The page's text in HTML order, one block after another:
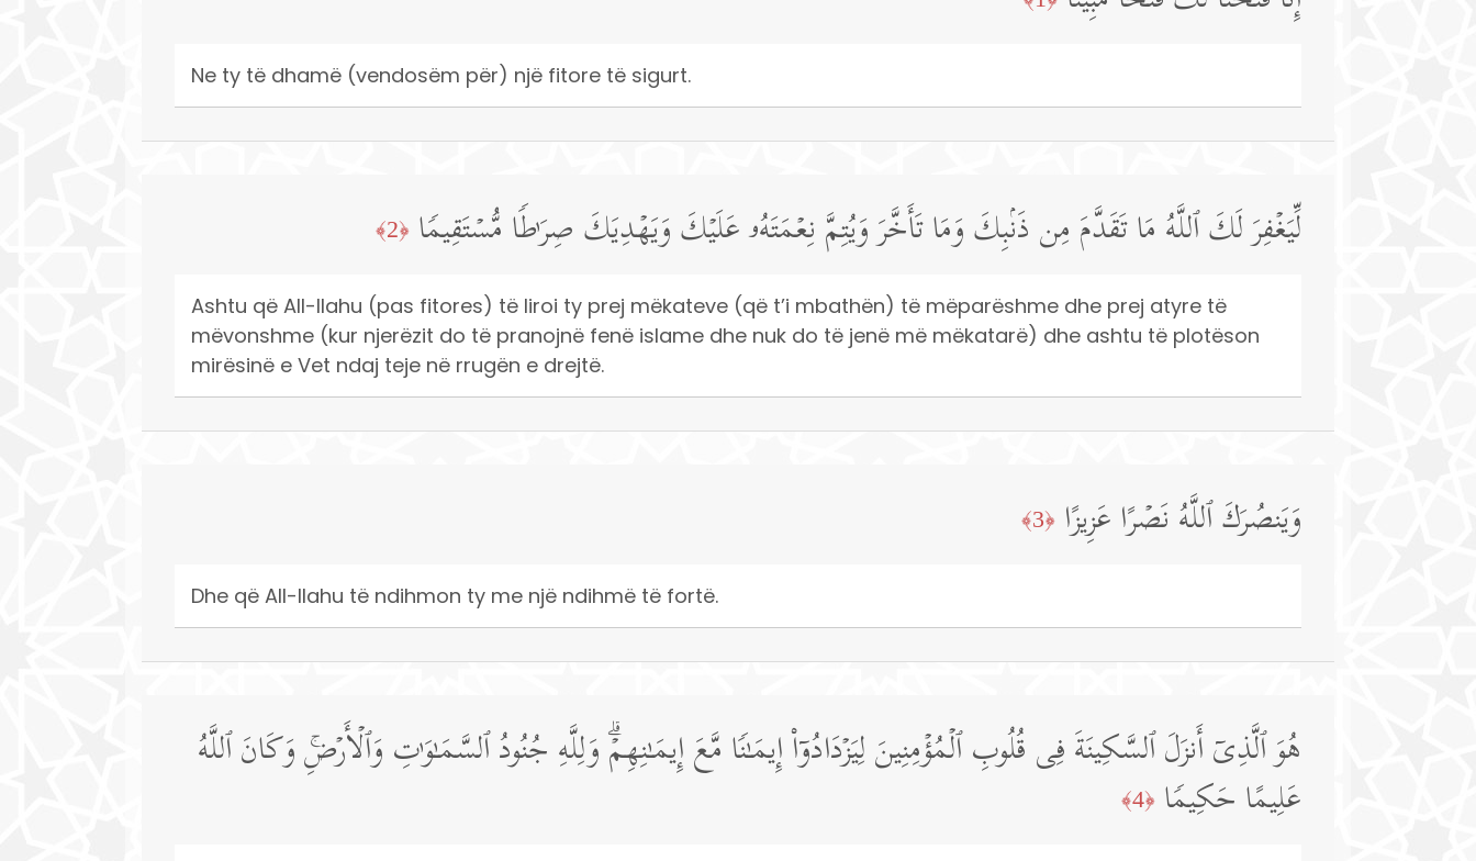
Ne ty të dhamë (vendosëm për) një fitore të sigurt.
لِّیَغۡفِرَ لَكَ ٱللَّهُ مَا تَقَدَّمَ مِن ذَنۢبِكَ وَمَا تَأَخَّرَ وَیُتِمَّ نِعۡمَتَهُۥ عَلَیۡكَ وَیَهۡدِیَكَ صِرَ ٰ⁠طࣰا مُّسۡتَقِیمࣰا ﴿2﴾
Ashtu që All-llahu (pas fitores) të liroi ty prej mëkateve (që t’i mbathën) të mëparëshme dhe prej atyre të
mëvonshme (kur njerëzit do të pranojnë fenë islame dhe nuk do të jenë më mëkatarë) dhe ashtu të plotëson
mirësinë e Vet ndaj teje në rrugën e drejtë.
وَیَنصُرَكَ ٱللَّهُ نَصۡرًا عَزِیزًا ﴿3﴾
Dhe që All-llahu të ndihmon ty me një ndihmë të fortë.
هُوَ ٱلَّذِیۤ أَنزَلَ ٱلسَّكِینَةَ فِی قُلُوبِ ٱلۡمُؤۡمِنِینَ لِیَزۡدَادُوۤا۟ إِیمَـٰنࣰا مَّعَ إِیمَـٰنِهِمۡۗ وَلِلَّهِ جُنُودُ ٱلسَّمَـٰوَ ٰ⁠تِ وَٱلۡأَرۡضِۚ وَكَانَ ٱللَّهُ
عَلِیمًا حَكِیمࣰا ﴿4﴾